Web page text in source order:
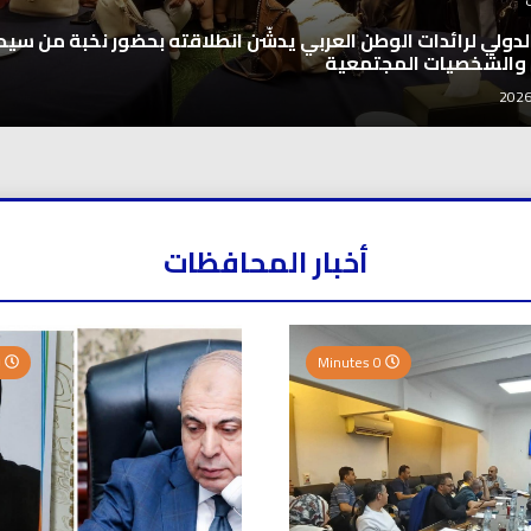
الدولي لرائدات الوطن العربي يدشّن انطلاقته بحضور نخبة من
والشخصيات المجتمعية
أخبار المحافظات